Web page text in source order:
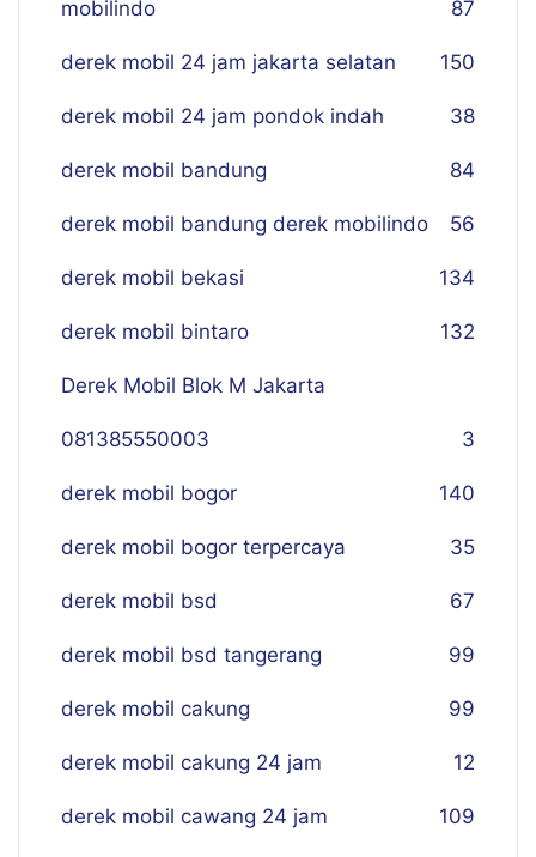
mobilindo 87
derek mobil 24 jam jakarta selatan 150
derek mobil 24 jam pondok indah 38
derek mobil bandung 84
derek mobil bandung derek mobilindo 56
derek mobil bekasi 134
derek mobil bintaro 132
Derek Mobil Blok M Jakarta
081385550003 3
derek mobil bogor 140
derek mobil bogor terpercaya 35
derek mobil bsd 67
derek mobil bsd tangerang 99
derek mobil cakung 99
derek mobil cakung 24 jam 12
derek mobil cawang 24 jam 109